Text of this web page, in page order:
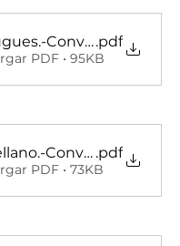
Convocatória
.pdf
PDF • 95KB
Convocatoria de
.pdf
PDF • 73KB